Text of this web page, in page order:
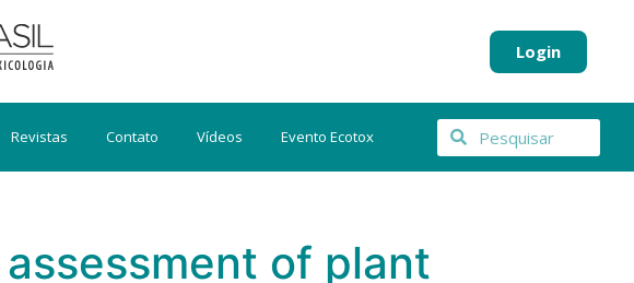
Login
Revistas Contato Vídeos Evento Ecotox
of plant